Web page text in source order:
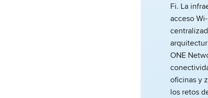
Fi. La
acceso
ONE
oficinas y
los retos